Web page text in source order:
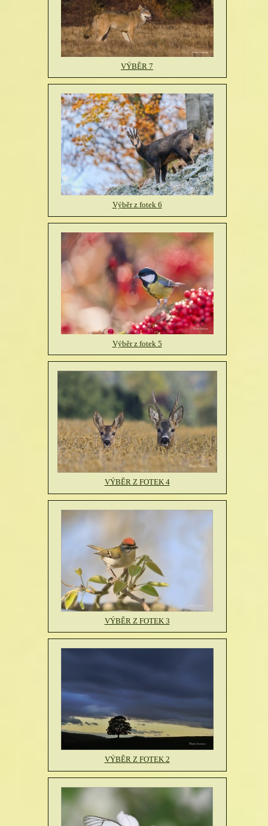
VÝBĚR 7
Výběr z fotek 6
Výběr z fotek 5
VÝBĚR Z FOTEK 4
VÝBĚR Z FOTEK 3
VÝBĚR Z FOTEK 2